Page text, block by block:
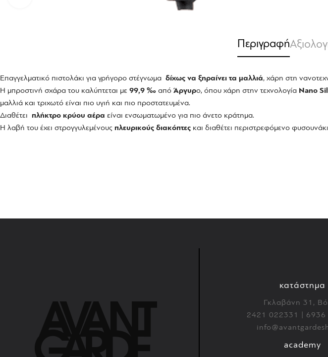
Περιγραφή
Επαγγελματικό πιστολάκι για γρήγορο στέγνωμα δίχως να ξηραίνει τα μαλλιά, χάρη στη
Η μπροστινή σχάρα του καλύπτεται με 99,9 ‰ από Άργυρο, όπου χάρη στην τεχνολογία Nano
μαλλιά και τριχωτό είναι πιο υγιή και πιο προστατευμένα.
Διαθέτει πλήκτρο κρύου αέρα είναι ενσωματωμένο για πιο άνετο κράτημα.
Η λαβή του έχει στρογγυλεμένους πλευρικούς διακόπτες και διαθέτει περιστρεφόμενο
κατάστημα
Γκλαβάνη 31,
2421 022331 | 6936
academy